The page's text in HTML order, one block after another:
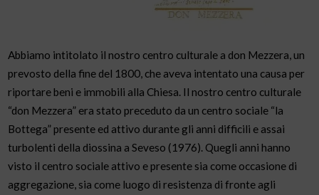
Abbiamo intitolato il nostro centro culturale a don Mezzera, un
prevosto della fine del 1800, che aveva intentato una causa per
riportare beni e immobili alla Chiesa. Il nostro centro culturale
“don Mezzera” era stato preceduto da un centro sociale “la
Bottega” presente ed attivo durante gli anni difficili e assai
turbolenti della diossina a Seveso (1976). Quegli anni hanno
visto il centro sociale attivo e presente sia come occasione di
aggregazione, sia come luogo di resistenza di fronte agli